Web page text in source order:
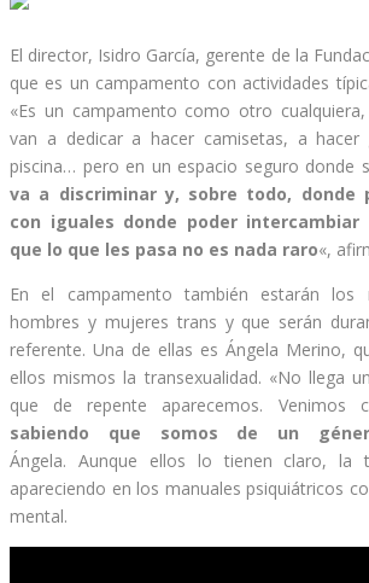
El director, Isidro García, gerente de la
que es un campamento con actividades
«Es un campamento como otro
van a dedicar a hacer camisetas, a hacer
piscina… pero en un espacio seguro donde
va a discriminar y, sobre todo, donde
con iguales donde poder intercambiar
que lo que les pasa no es nada raro«,
En el campamento también estarán los
hombres y mujeres trans y que serán
referente. Una de ellas es Ángela Merino,
ellos mismos la transexualidad. «No llega
que de repente aparecemos. Venimos
sabiendo que somos de un
Ángela. Aunque ellos lo tienen claro, la
apareciendo en los manuales psiquiátricos
mental.